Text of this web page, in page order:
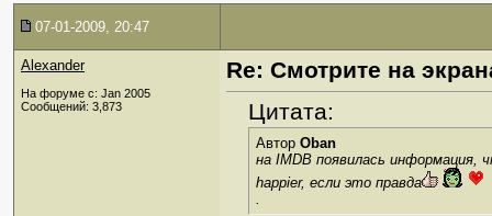
07-01-2009, 20:47
Alexander
На форуме с: Jan 2005
Сообщений: 3,873
Re: Смотрите на
Цитата:
Автор Oban
на IMDB появилась информация,
happier, если это правда
.